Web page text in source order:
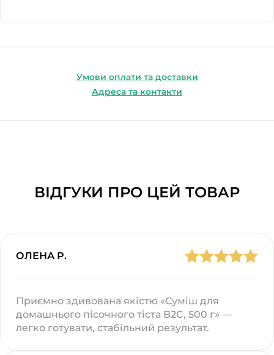
Умови оплати та доставки
Адреса та контакти
ВІДГУКИ ПРО ЦЕЙ ТОВАР
ОЛЕНА Р.
Приємно здивована якістю «Суміш для
домашнього пісочного тіста B2C, 500 г» —
легко готувати, стабільний результат.